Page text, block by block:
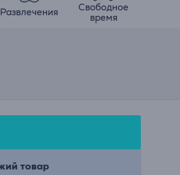
Развлечения
Свободное
время
товар